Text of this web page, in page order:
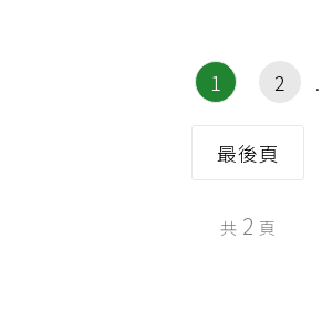
1 2
最後頁
共 2 頁